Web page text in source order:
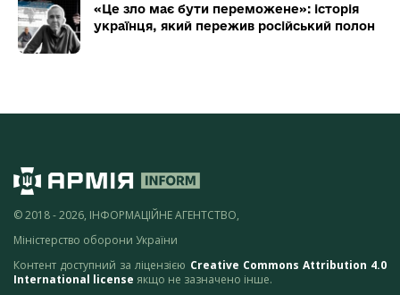
«Це зло має бути переможене»: історія
українця, який пережив російський полон
© 2018 - 2026, ІНФОРМАЦІЙНЕ АГЕНТСТВО,
Міністерство оборони України
Контент доступний за ліцензією Creative Commons Attribution 4.0
International license якщо не зазначено інше.